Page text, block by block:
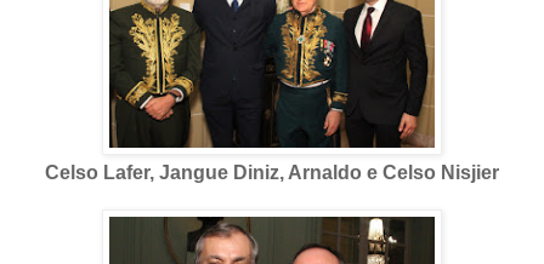
Celso Lafer, Jangue Diniz, Arnaldo e Celso Nisjier